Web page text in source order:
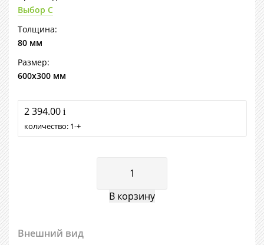
Выбор С
Толщина:
80 мм
Размер:
600х300 мм
2 394.00 i
количество: 1 +
Внешний вид